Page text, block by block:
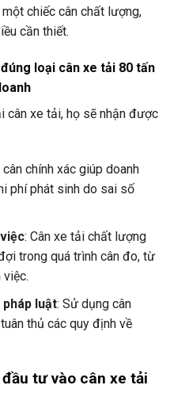
chiếc cân chất lượng,
cần thiết.
loại cân xe tải 80 tấn
cân xe tải, họ sẽ nhận được
chính xác giúp doanh
phí phát sinh do sai số
: Cân xe tải chất lượng
trong quá trình cân đo, từ
luật: Sử dụng cân
thủ các quy định về
tư vào cân xe tải